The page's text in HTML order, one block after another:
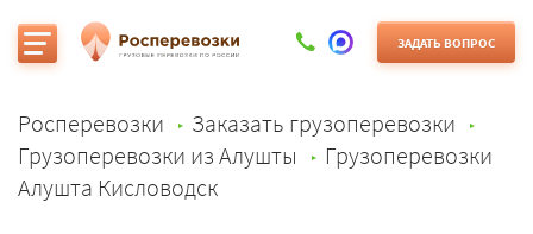
ЗАДАТЬ ВОПРОС
Росперевозки
Заказать грузоперевозки
Грузоперевозки из Алушты
Грузоперевозки
Алушта Кисловодск